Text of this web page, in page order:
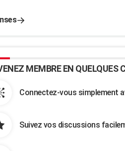
MEMBRE EN QUELQUES
Connectez-vous simplement
Suivez vos discussions